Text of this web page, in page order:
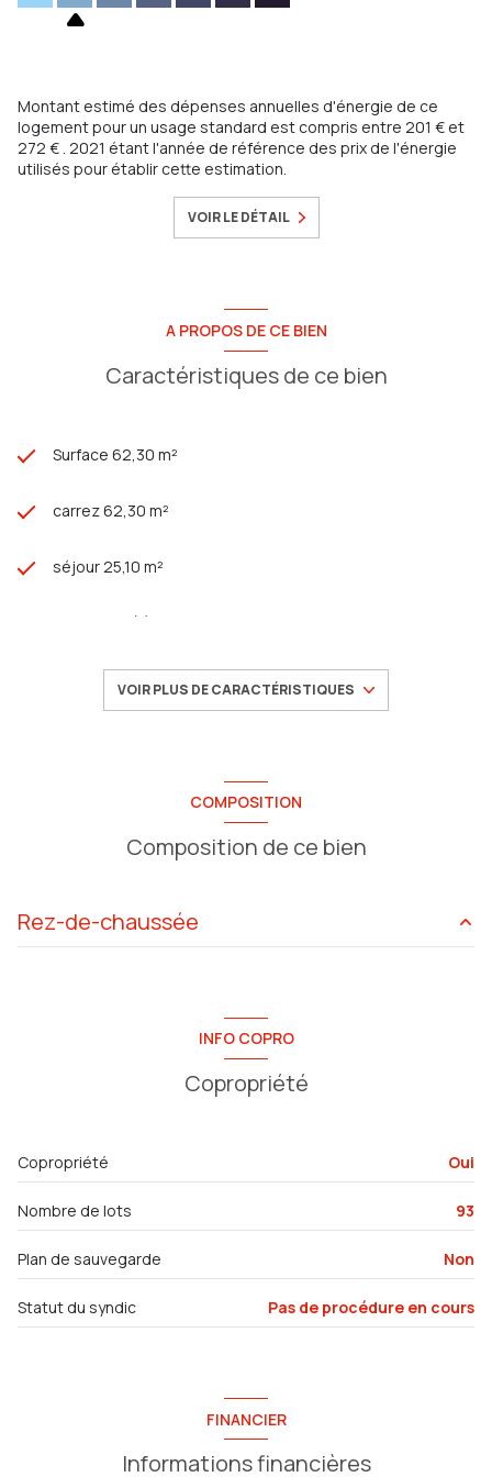
Montant estimé des dépenses annuelles d'énergie de ce
logement pour un usage standard est compris entre 201 € et
272 € . 2021 étant l'année de référence des prix de l'énergie
utilisés pour établir cette estimation.
VOIR LE DÉTAIL
A PROPOS DE CE BIEN
Caractéristiques de ce bien
Surface 62,30 m²
carrez 62,30 m²
séjour 25,10 m²
2 chambre(s)
1 garage(s)
terrasse
VOIR PLUS DE CARACTÉRISTIQUES
COMPOSITION
Composition de ce bien
Rez-de-chaussée
WC
2.25 m²
terrasse
11.60 m²
INFO COPRO
Copropriété
Copropriété Oui
Nombre de lots 93
Plan de sauvegarde Non
Statut du syndic Pas de procédure en cours
FINANCIER
Informations financières